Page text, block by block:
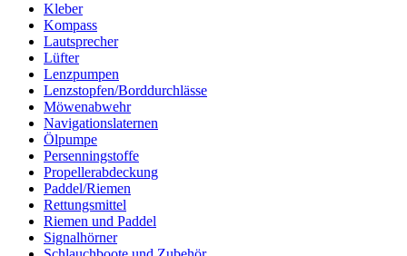
Kleber
Kompass
Lautsprecher
Lüfter
Lenzpumpen
Lenzstopfen/Borddurchlässe
Möwenabwehr
Navigationslaternen
Ölpumpe
Persenningstoffe
Propellerabdeckung
Paddel/Riemen
Rettungsmittel
Riemen und Paddel
Signalhörner